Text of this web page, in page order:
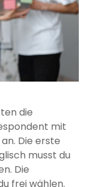
die
mit
an. Die erste
musst du
Die
frei wählen.